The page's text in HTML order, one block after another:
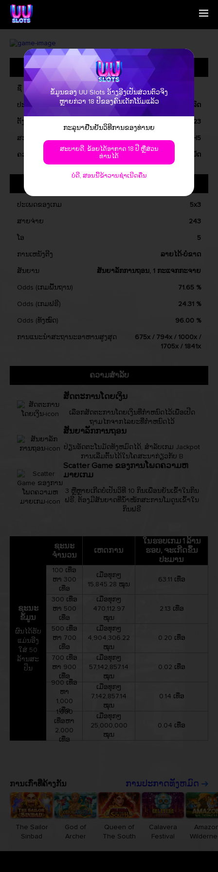
ພວກເຮົາແມ່ນຫຍັງ
ການດຳເນີນການ
ຂ່າວສານ
ຄຳຄົນນາມວິບັດ
Traditional Chinese
Bangladesh
Phillipines
Hindi
Indonesia
Korean
Laos
Malay
Burmese
Thai
Vietnam
ຂໍ້ມູນທົ່ວໄປ
ຊື່
ປະເພດຂອງເກມ ວິດີໂອສລົດ
ຕັ້ງລົດມາ ມັງກອນ, 2023
ສະຫມັກ ວິນໂດຍ, iOS, ອັນດາວ, H5
ຄວາມສະແດງການດຳເນີນການ ການເກັບໂມດ, ເກມໂບນັດ
ປະເພດຂອງເກມ 5x3
ສາຍຈ່າຍ 243
ໂອ 5
ການເຫນັງຕີງ ລາຍໄດ້-ບໍ່ຂາດ
ສັນຍານ ສັນຍາລັກການຖອນ, 1 ກະແຈກກະຈາຍ
Odds (ເກມພື້ນຖານ) 71.65 %
Odds (ເກມຟຣີ) 24.31 %
Odds (ທັງໝົດ) 96.00 %
ການແນະນຳສະຖານະອາຫານສູງສຸດ
675x / 794x / 1000x /
1705x / 1841x
ຄວາມສຳລັບ
ສັດຕະການໂດຍເງິນ
ເລືອກສັດຕະການໂດຍເງິນທີ່ກໍາຫນົດໄວ້ເພື່ອເປີດ
ຖາມໄກຈາກໄລຍະທີ່ກໍາຫນົດໄວ້
ສັນຍາລັກການຖອນ
ປ່ຽນອັດຕະໂນມັດທັງຫມົດໄດ້, ສຳລັບເກມ Jackpot
ການເລີ່ມຕົ້ນໄດ້ໃນໂຄສະນາກ່ຽວກັບ B
Scatter Game ຂອງການໂພດຄວາມຫ
ມາຍເກມ
3 ຫຼືຫຼາຍເກີດບໍ່ເປັນວິທີ 10 ກິນເພື່ອນຍັນເຂົ້າໃນກິນ
ຟຣີ, ຕ້ອງມີສັນຍາດທີ່ນ້ຳໜັກສະການໂມດູນເຂົ້າໃນ
ກິນຟຣີ
ຊະນະ
ຂໍ້ມູນ
ຜົນໄດ້ຮັບ
ແມ່ນອີງ
ໃສ່ 50
ລ້ານສະ
ປິນ
ຊະນະ
ຈຳນວນ
100 ເທື່ອ
ຫາ 300
ເທື່ອ
300 ເທື່ອ
ຫາ 500
ເທື່ອ
500 ເທື່ອ
ຫາ 700
ເທື່ອ
700 ເທື່ອ
ຫາ 900
ເທື່ອ
900 ເທື່ອ
ຫາ
1,000
ເທື່ອ
1,000
ເທື່ອຫາ
2,000
ເທື່ອ
ເຫດການ
ເມື່ອທຸກໆ
15,845.28 ໝຸນ
ເມື່ອທຸກໆ
470,112.97
ໝຸນ
ເມື່ອທຸກໆ
4,904,306.22
ໝຸນ
ເມື່ອທຸກໆ
57,142,857.14
ໝຸນ
ເມື່ອທຸກໆ
7,142,857.14
ໝຸນ
ເມື່ອທຸກໆ
25,000,000
ໝຸນ
ໃນຮອບເກມ 1 ລ້ານ
ຮອບ, ຈະເກີດຂຶ້ນ
ປະມານ
63.11 ເທື່ອ
2.13 ເທື່ອ
0.20 ເທື່ອ
0.02 ເທື່ອ
0.14 ເທື່ອ
0.04 ເທື່ອ
ການເກົ່າທີ່ຄ້າງກັນ ການປະກາດທັງຫມົດ
The Sailor
Sinbad
God of
Archer
Queen of
The South
Calavera
Festival
ຂໍ້ມູນຂອງ UU Slots ອ້າງອີງເປັນສ່ວນຕົວຈິງ
ຫຼາຍກ່ວາ 18 ປີຂອງຄົນເດັກໂນ້ມແລ້ວ
ກະລຸນາຢືນຢັນວິທີການຂອງທ່ານຍ
ສະບາຍດີ, ຂ້ອຍໄດ້ອາກາດ 18 ປີ ຫຼືສ່ວນ
ທ່ານໄດ້
ບໍ່ດີ, ສອນນີ້ຂ້າວານຊໍາເນີດຄືນ